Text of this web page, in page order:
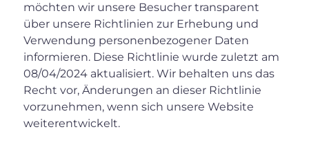
möchten wir unsere Besucher transparent
über unsere Richtlinien zur Erhebung und
Verwendung personenbezogener Daten
informieren. Diese Richtlinie wurde zuletzt am
08/04/2024 aktualisiert. Wir behalten uns das
Recht vor, Änderungen an dieser Richtlinie
vorzunehmen, wenn sich unsere Website
weiterentwickelt.